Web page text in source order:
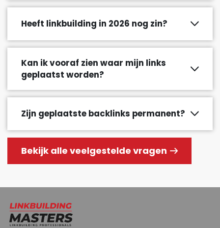
Heeft linkbuilding in 2026 nog zin?
Kan ik vooraf zien waar mijn links
geplaatst worden?
Zijn geplaatste backlinks permanent?
Bekijk alle veelgestelde vragen